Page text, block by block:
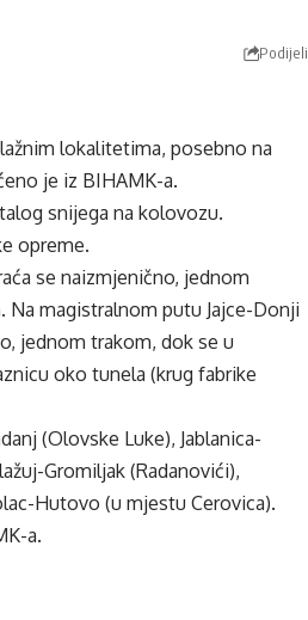
Podijeli
lokalitetima, posebno na
je iz BIHAMK-a.
snijega na kolovozu.
opreme.
se naizmjenično, jednom
magistralnom putu Jajce-Donji
jednom trakom, dok se u
oko tunela (krug fabrike
(Olovske Luke), Jablanica-
Gromiljak (Radanovići),
Hutovo (u mjestu Cerovica).
a.